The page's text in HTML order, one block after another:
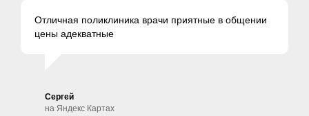
Отличная поликлиника врачи приятные в общении
цены адекватные
Сергей
на Яндекс Картах